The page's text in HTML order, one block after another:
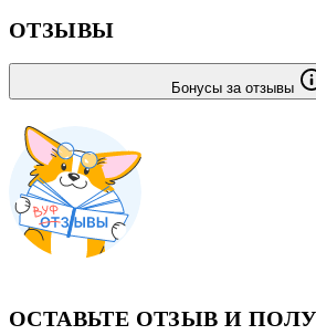
ОТЗЫВЫ
Бонусы за отзывы
ОСТАВЬТЕ ОТЗЫВ И